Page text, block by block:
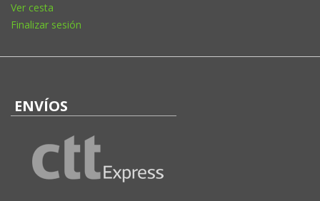
Ver cesta
Finalizar sesión
ENVÍOS